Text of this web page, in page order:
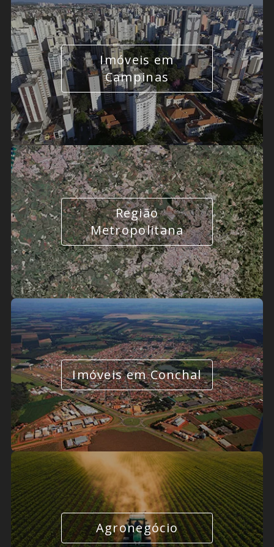
Imóveis em
Campinas
Região
Metropolitana
Imóveis em Conchal
Agronegócio